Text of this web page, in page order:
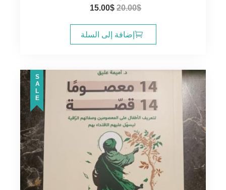
20.00$
السعر
هو:
20.00$.
15.00$
هو:
15.00$.
إضافة إلى السلة
SALE